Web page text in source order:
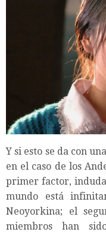
Y si esto se da con
en el caso de los
primer factor,
mundo está
Neoyorkina; el
miembros han